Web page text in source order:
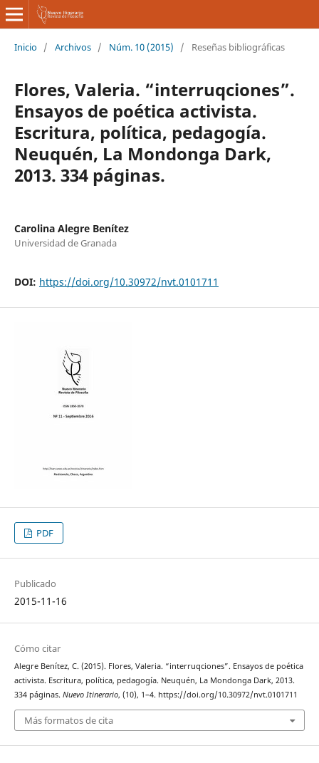
Inicio / Archivos / Núm. 10 (2015) / Reseñas bibliográficas
Flores, Valeria. “interruqciones”.
Ensayos de poética activista.
Escritura, política, pedagogía.
Neuquén, La Mondonga Dark,
2013. 334 páginas.
Carolina Alegre Benítez
Universidad de Granada
DOI: https://doi.org/10.30972/nvt.0101711
PDF
Publicado
2015-11-16
Cómo citar
Alegre Benítez, C. (2015). Flores, Valeria. “interruqciones”. Ensayos de poética
activista. Escritura, política, pedagogía. Neuquén, La Mondonga Dark, 2013.
334 páginas. Nuevo Itinerario, (10), 1–4. https://doi.org/10.30972/nvt.0101711
Más formatos de cita